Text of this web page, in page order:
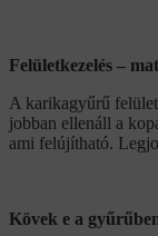
Felületkezelés –
A karikagyűrű
jobban ellenáll a
ami felújítható.
Kövek e a